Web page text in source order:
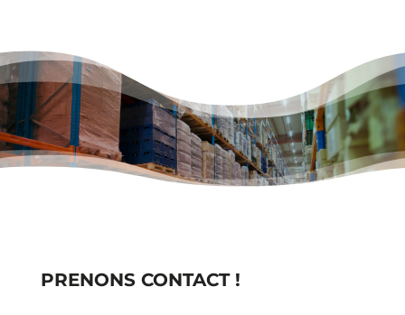
PRENONS CONTACT !